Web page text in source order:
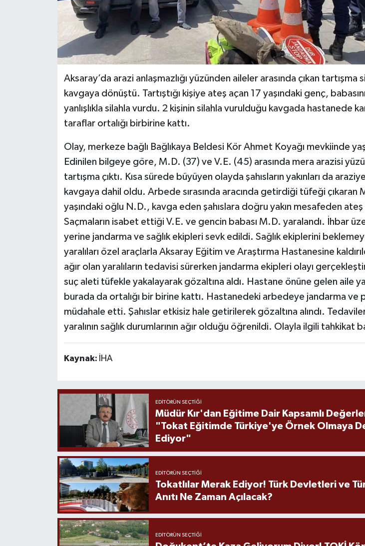
Aksaray’da arazi anlaşmazlığı yüzünden aileler arasında çıkan tartışma
kavgaya dönüştü. Tartıştığı kişiye ateş açan 17 yaşındaki genç,
yanlışlıkla silahla vurdu. 2 kişinin silahla vurulduğu kavgada hastanede
taraflar ortalığı birbirine kattı.
Olay, merkeze bağlı Bağlıkaya Beldesi Kör Ahmet Koyağı mevkiinde
Edinilen bilgeye göre, M.D. (37) ve V.E. (45) arasında mera arazisi
tartışma çıktı. Kısa sürede büyüyen olayda şahısların yakınları da
kavgaya dahil oldu. Arbede sırasında aracında getirdiği tüfeği çıkaran
yaşındaki oğlu N.D., kavga eden şahıslara doğru yakın mesafeden ateş
Saçmaların isabet ettiği V.E. ve gencin babası M.D. yaralandı. İhbar
yerine jandarma ve sağlık ekipleri sevk edildi. Sağlık ekiplerini
yaralıları özel araçlarla Aksaray Eğitim ve Araştırma Hastanesine
ağır olan yaralıların tedavisi sürerken jandarma ekipleri olayı
suç aleti tüfekle yakalayarak gözaltına aldı. Hastane önüne gelen aile
burada da ortalığı bir birine kattı. Hastanedeki arbedeye jandarma ve
müdahale etti. Şahıslar etkisiz hale getirilerek gözaltına alındı.
yaralının sağlık durumlarının ağır olduğu öğrenildi. Olayla ilgili tahkikat
Kaynak: İHA
EDITÖRÜN SEÇTIĞI
Müdür Kır'dan Eğitime Dair Kapsamlı
"Tokat Eğitimde Türkiye'ye Örnek Olmaya
Ediyor"
EDITÖRÜN SEÇTIĞI
Tokatlılar Merak Ediyor! Türk Devletleri ve
Anıtı Ne Zaman Açılacak?
EDITÖRÜN SEÇTIĞI